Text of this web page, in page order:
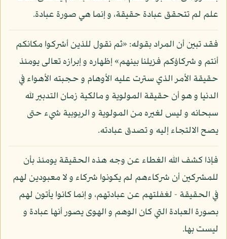
علم لم تتحقق عبادة حقيقة، و إنما هي صورة عبادة.
فقد تبين أن المراد بقوله: «ثم نقول للذين أشركوا مكانكم
أنتم و شركاؤكم فزيلنا بينهم» إظهاره و إبرازه تعالى يومئذ
حقيقة الأمر الذي سترت عليه الأوهام و حجبته الأهواء في
الدنيا و هو أن حقيقة المولوية و مالكية زمان التدبير لله
سبحانه و ليس لغيره من المولوية و الربوبية شيء حتى
يصح الالتجاء إليه و تصدق عبادته.
فإذا كشف الله الغطاء عن وجه هذه الحقيقة يومئذ بأن
للمشركين أن شركاءهم لم يكونوا شركاء و لا معبودين لهم
في الحقيقة - لغفلتهم عن عبادتهم، و إنما كانوا يأتون لهم
بصورة العبادة التي كان الوهم و الهوى يصور أنها عبادة و
ليست بها.